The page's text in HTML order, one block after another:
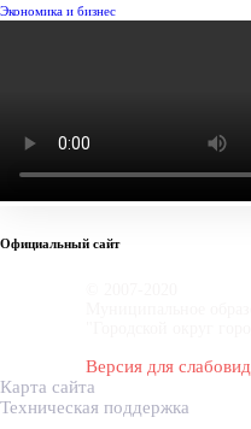
Экономика и бизнес
Официальный сайт
Версия для
Карта сайта
Техническая поддержка